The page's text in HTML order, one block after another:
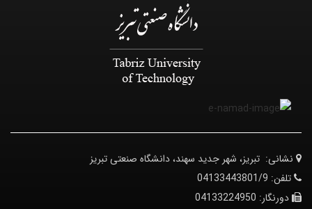
نشانی: تبریز، شهر جدید سهند، دانشگاه صنعتی تبریز
تلفن: 04133443801/9
دورنگار: 04133224950